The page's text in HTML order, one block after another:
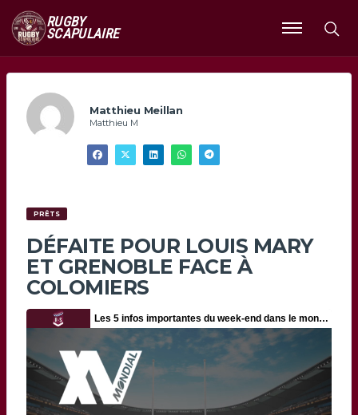
RUGBY
SCAPULAIRE
Ouvrir
le
Matthieu Meillan
Matthieu M
PRÊTS
DÉFAITE POUR LOUIS MARY
ET GRENOBLE FACE À
COLOMIERS